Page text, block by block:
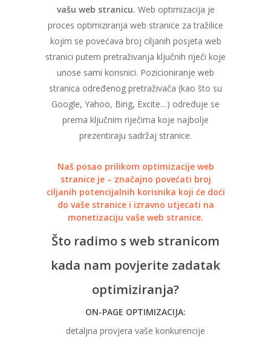
vašu web stranicu. Web optimizacija je
proces optimiziranja web stranice za tražilice
kojim se povećava broj ciljanih posjeta web
stranici putem pretraživanja ključnih riječi koje
unose sami korisnici. Pozicioniranje web
stranica određenog pretraživača (kao što su
Google, Yahoo, Bing, Excite…) određuje se
prema ključnim riječima koje najbolje
prezentiraju sadržaj stranice.
Naš posao prilikom optimizacije web
stranice je – značajno povećati broj
ciljanih potencijalnih korisnika koji će doći
do vaše stranice i izravno utjecati na
monetizaciju vaše web stranice.
Što radimo s web stranicom
kada nam povjerite zadatak
optimiziranja?
ON-PAGE OPTIMIZACIJA:
detaljna provjera vaše konkurencije